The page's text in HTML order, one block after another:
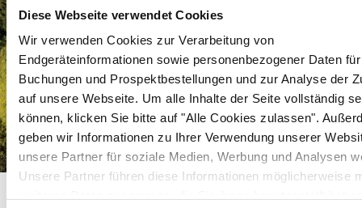
Diese Webseite verwendet Cookies
Wir verwenden Cookies zur Verarbeitung von
Endgeräteinformationen sowie personenbezogener Daten
Buchungen und Prospektbestellungen und zur Analyse der
auf unsere Webseite. Um alle Inhalte der Seite vollständig
können, klicken Sie bitte auf "Alle Cookies zulassen".
geben wir Informationen zu Ihrer Verwendung unserer
unsere Partner für soziale Medien, Werbung und Analysen
Unsere Partner führen diese Informationen möglicherweise
Brauneck Café Lenggries